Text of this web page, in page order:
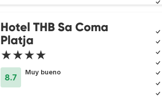
Hotel THB Sa Coma
Platja
★★★★
8.7
Muy bueno